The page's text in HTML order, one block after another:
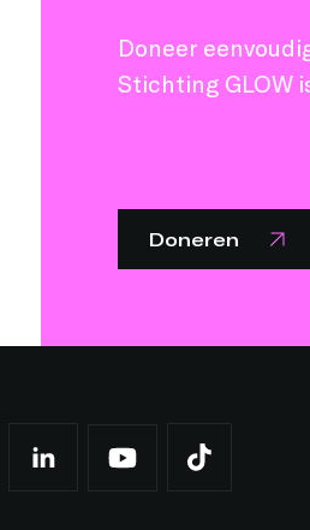
Doneer
Stichting GLOW
Doneren